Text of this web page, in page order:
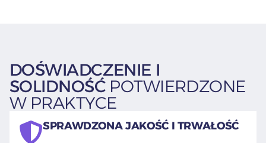
DOŚWIADCZENIE I
SOLIDNOŚĆPOTWIERDZONE
W PRAKTYCE
SPRAWDZONA JAKOŚĆ I TRWAŁOŚĆ